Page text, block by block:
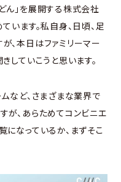
ん」を展開する株式会社
います。私自身、日頃、足
、本日はファミリーマー
していこうと思います。
など、さまざまな業界で
が、あらためてコンビニエ
になっているか、まずそこ